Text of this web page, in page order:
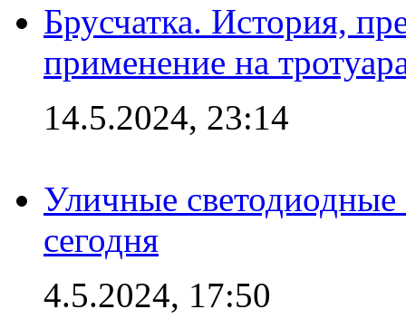
Брусчатка. История,
применение на
14.5.2024, 23:14
Уличные
сегодня
4.5.2024, 17:50